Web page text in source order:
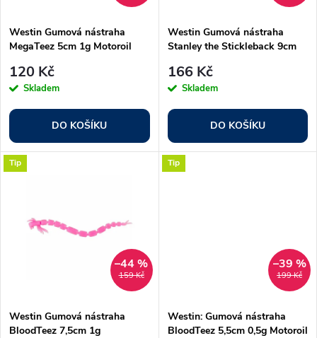
p
r
o
d
s
p
r
o
d
ů
Westin Gumová nástraha
MegaTeez 5cm 1g Motoroil
120 Kč
Skladem
DO KOŠÍKU
Westin Gumová nástraha
Stanley the Stickleback 9cm
166 Kč
Skladem
DO KOŠÍKU
Tip
159 Kč
–44 %
Westin Gumová nástraha
BloodTeez 7,5cm 1g
Tip
199 Kč
–39 %
Westin: Gumová nástraha
BloodTeez 5,5cm 0,5g Motoroil